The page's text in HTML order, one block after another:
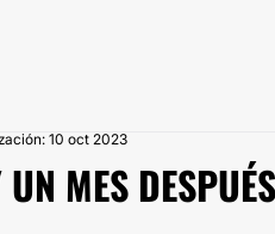
10 oct 2023
MES DESPUÉS